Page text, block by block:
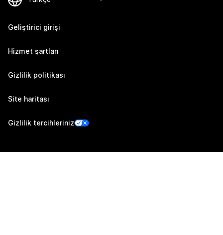
Geliştirici girişi
Hizmet şartları
Gizlilik politikası
Site haritası
Gizlilik tercihleriniz